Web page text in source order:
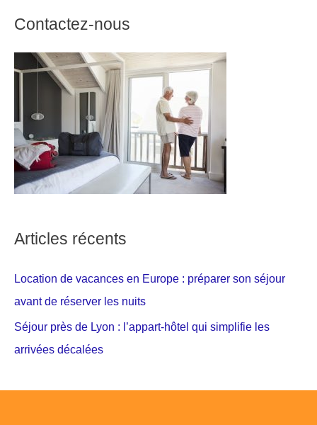
Contactez-nous
Articles récents
Location de vacances en Europe : préparer son séjour
avant de réserver les nuits
Séjour près de Lyon : l’appart-hôtel qui simplifie les
arrivées décalées